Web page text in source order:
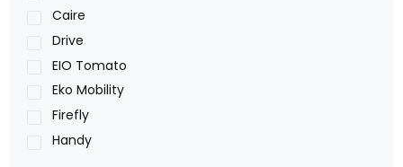
Caire
Drive
EIO Tomato
Eko Mobility
Firefly
Handy